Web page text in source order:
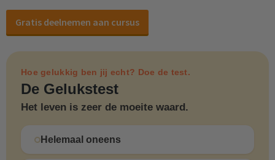
Gratis deelnemen aan cursus
Hoe gelukkig ben jij echt? Doe de test.
De Gelukstest
Het leven is zeer de moeite waard.
Helemaal oneens